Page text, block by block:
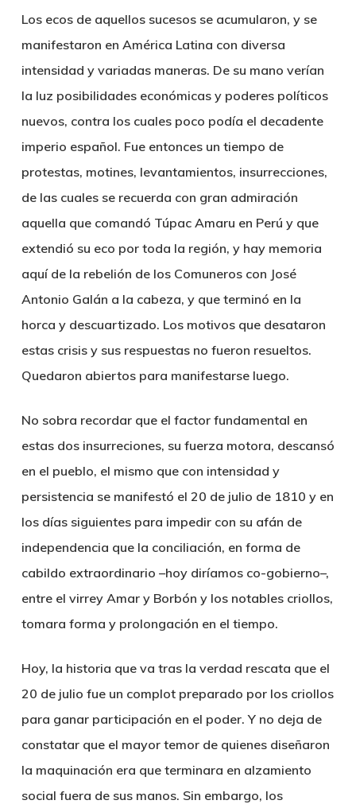
Los ecos de aquellos sucesos se acumularon, y se
manifestaron en América Latina con diversa
intensidad y variadas maneras. De su mano verían
la luz posibilidades económicas y poderes políticos
nuevos, contra los cuales poco podía el decadente
imperio español. Fue entonces un tiempo de
protestas, motines, levantamientos, insurrecciones,
de las cuales se recuerda con gran admiración
aquella que comandó Túpac Amaru en Perú y que
extendió su eco por toda la región, y hay memoria
aquí de la rebelión de los Comuneros con José
Antonio Galán a la cabeza, y que terminó en la
horca y descuartizado. Los motivos que desataron
estas crisis y sus respuestas no fueron resueltos.
Quedaron abiertos para manifestarse luego.
No sobra recordar que el factor fundamental en
estas dos insurreciones, su fuerza motora, descansó
en el pueblo, el mismo que con intensidad y
persistencia se manifestó el 20 de julio de 1810 y en
los días siguientes para impedir con su afán de
independencia que la conciliación, en forma de
cabildo extraordinario –hoy diríamos co-gobierno–,
entre el virrey Amar y Borbón y los notables criollos,
tomara forma y prolongación en el tiempo.
Hoy, la historia que va tras la verdad rescata que el
20 de julio fue un complot preparado por los criollos
para ganar participación en el poder. Y no deja de
constatar que el mayor temor de quienes diseñaron
la maquinación era que terminara en alzamiento
social fuera de sus manos. Sin embargo, los